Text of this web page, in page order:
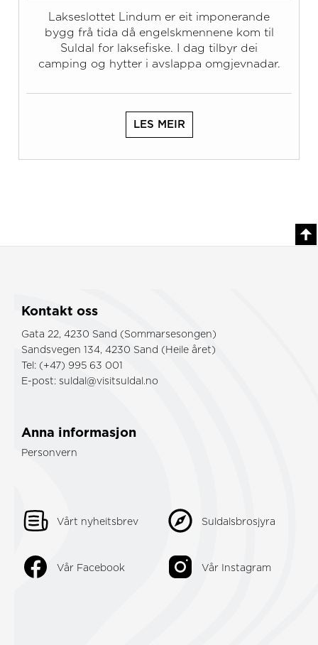
Lakseslottet Lindum er eit imponerande
bygg frå tida då engelskmennene kom til
Suldal for laksefiske. I dag tilbyr dei
camping og hytter i avslappa omgjevnadar.
LES MEIR
Kontakt oss
Gata 22, 4230 Sand (Sommarsesongen)
Sandsvegen 134, 4230 Sand (Heile året)
Tel: (+47) 995 63 001
E-post: suldal@visitsuldal.no
Anna informasjon
Personvern
Vårt nyheitsbrev Suldalsbrosjyra
Vår Facebook Vår Instagram